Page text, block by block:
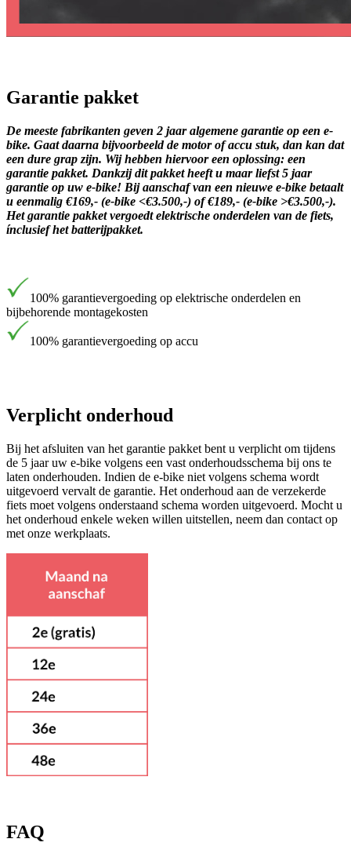
Garantie pakket
De meeste fabrikanten geven 2 jaar algemene garantie op een e-
bike. Gaat daarna bijvoorbeeld de motor of accu stuk, dan kan dat
een dure grap zijn. Wij hebben hiervoor een oplossing: een
garantie pakket. Dankzij dit pakket heeft u maar liefst 5 jaar
garantie op uw e-bike! Bij aanschaf van een nieuwe e-bike betaalt
u eenmalig €169,- (e-bike <€3.500,-) of €189,- (e-bike >€3.500,-).
Het garantie pakket vergoedt elektrische onderdelen van de fiets,
ínclusief het batterijpakket.
100% garantievergoeding op elektrische onderdelen en
bijbehorende montagekosten
100% garantievergoeding op accu
Verplicht onderhoud
Bij het afsluiten van het garantie pakket bent u verplicht om tijdens
de 5 jaar uw e-bike volgens een vast onderhoudsschema bij ons te
laten onderhouden. Indien de e-bike niet volgens schema wordt
uitgevoerd vervalt de garantie. Het onderhoud aan de verzekerde
fiets moet volgens onderstaand schema worden uitgevoerd. Mocht u
het onderhoud enkele weken willen uitstellen, neem dan contact op
met onze werkplaats.
FAQ